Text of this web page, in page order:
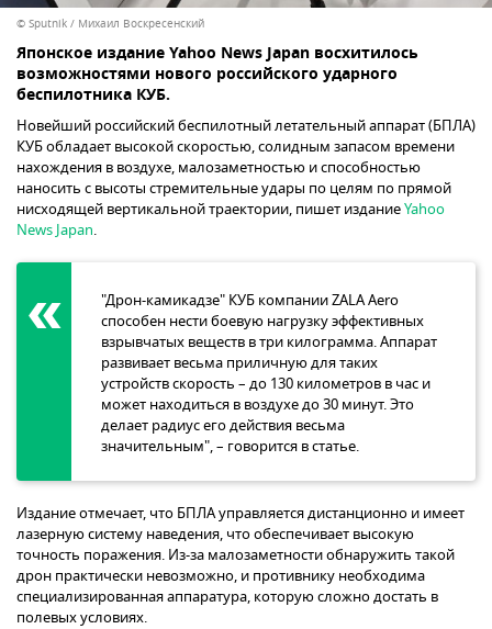
© Sputnik / Михаил Воскресенский
Японское издание Yahoo News Japan восхитилось
возможностями нового российского ударного
беспилотника КУБ.
Новейший российский беспилотный летательный аппарат (БПЛА)
КУБ обладает высокой скоростью, солидным запасом времени
нахождения в воздухе, малозаметностью и способностью
наносить с высоты стремительные удары по целям по прямой
нисходящей вертикальной траектории, пишет изданиеYahoo
News Japan.
"Дрон-камикадзе" КУБ компании ZALA Aero
способен нести боевую нагрузку эффективных
взрывчатых веществ в три килограмма. Аппарат
развивает весьма приличную для таких
устройств скорость – до 130 километров в час и
может находиться в воздухе до 30 минут. Это
делает радиус его действия весьма
значительным", – говорится в статье.
Издание отмечает, что БПЛА управляется дистанционно и имеет
лазерную систему наведения, что обеспечивает высокую
точность поражения. Из-за малозаметности обнаружить такой
дрон практически невозможно, и противнику необходима
специализированная аппаратура, которую сложно достать в
полевых условиях.